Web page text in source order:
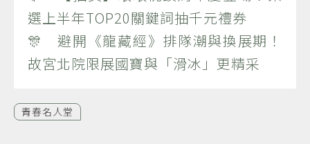
選上半年TOP20關鍵詞抽千元禮券
🎊 避開《龍藏經》排隊潮與換展期！
故宮北院限展國寶與「滑冰」更精采
青春名人堂